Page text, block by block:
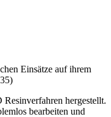
Einsätze auf ihrem
hergestellt.
bearbeiten und